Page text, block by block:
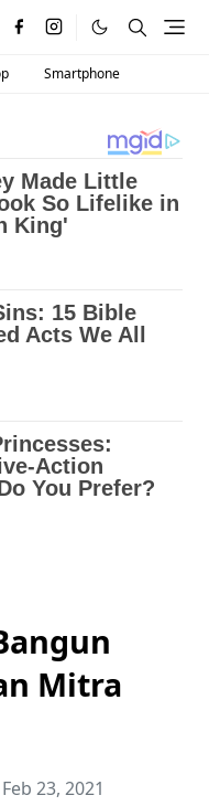
Smartphone
Mitra
Feb 23, 2021